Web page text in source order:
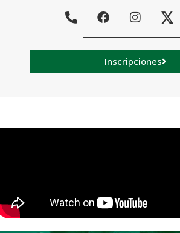
Inscripciones